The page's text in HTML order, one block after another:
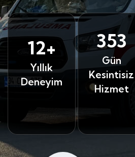
12+
Yıllık
Deneyim
365
Gün
Kesintisiz
Hizmet